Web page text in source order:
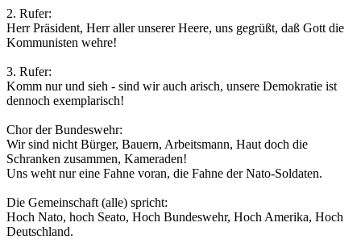
2. Rufer:
Herr Präsident, Herr aller unserer Heere, uns gegrüßt, daß Gott die
Kommunisten wehre!
3. Rufer:
Komm nur und sieh - sind wir auch arisch, unsere Demokratie ist
dennoch exemplarisch!
Chor der Bundeswehr:
Wir sind nicht Bürger, Bauern, Arbeitsmann, Haut doch die
Schranken zusammen, Kameraden!
Uns weht nur eine Fahne voran, die Fahne der Nato-Soldaten.
Die Gemeinschaft (alle) spricht:
Hoch Nato, hoch Seato, Hoch Bundeswehr, Hoch Amerika, Hoch
Deutschland.